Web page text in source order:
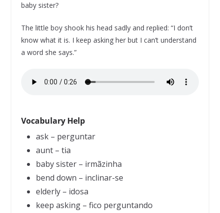
baby sister?
The little boy shook his head sadly and replied: “I don’t
know what it is. I keep asking her but I can’t understand
a word she says.”
Vocabulary Help
ask – perguntar
aunt – tia
baby sister – irmãzinha
bend down – inclinar-se
elderly – idosa
keep asking – fico perguntando